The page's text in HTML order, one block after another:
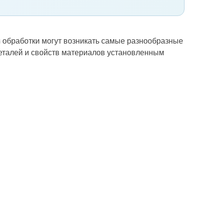
могут возникать самые разнообразные
и свойств материалов установленным